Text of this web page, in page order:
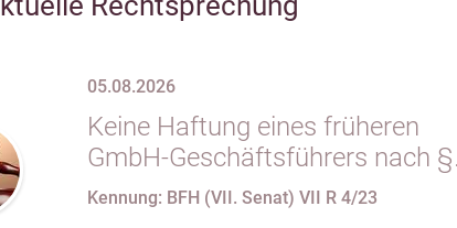
05.08.2026
Keine Haftung eines früheren
GmbH-Geschäftsführers nach §
69 Satz 1 i.V.m. § 34 Abs. 1 AO
Kennung: BFH (VII. Senat) VII R 4/23